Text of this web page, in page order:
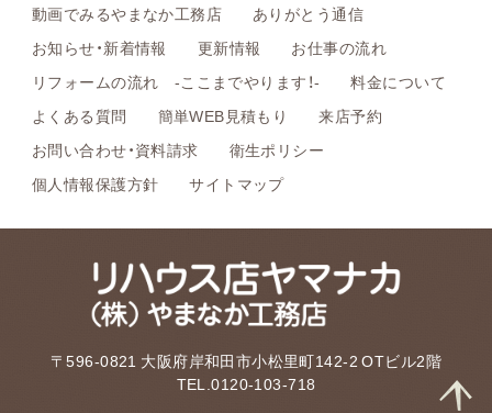
動画でみるやまなか工務店
ありがとう通信
お知らせ・新着情報
更新情報
お仕事の流れ
リフォームの流れ -ここまでやります！-
料金について
よくある質問
簡単WEB見積もり
来店予約
お問い合わせ・資料請求
衛生ポリシー
個人情報保護方針
サイトマップ
〒596-0821 大阪府岸和田市小松里町142-2 OTビル2階
TEL.0120-103-718